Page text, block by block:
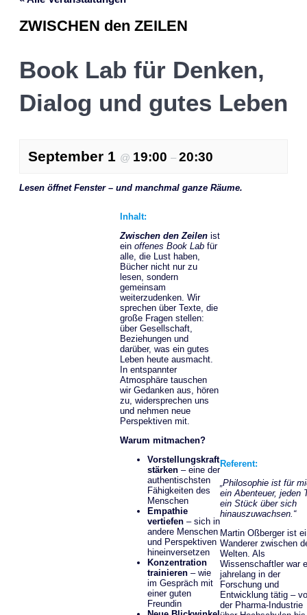
ZWISCHEN den ZEILEN
Book Lab für Denken,
Dialog und gutes Leben
September 1 @ 19:00 – 20:30
Lesen öffnet Fenster – und manchmal ganze Räume.
Inhalt:
Zwischen den Zeilen ist
ein offenes Book Lab für
alle, die Lust haben,
Bücher nicht nur zu
lesen, sondern
gemeinsam
weiterzudenken. Wir
sprechen über Texte, die
große Fragen stellen:
über Gesellschaft,
Beziehungen und
darüber, was ein gutes
Leben heute ausmacht.
In entspannter
Atmosphäre tauschen
wir Gedanken aus, hören
zu, widersprechen uns
und nehmen neue
Perspektiven mit.
Warum mitmachen?
Vorstellungskraft
stärken – eine der
authentischsten
Fähigkeiten des
Menschen
Empathie
vertiefen – sich in
andere Menschen
und Perspektiven
hineinversetzen
Konzentration
trainieren – wie
im Gespräch mit
einer guten
Freundin
Referent:
„Philosophie ist für
ein Abenteuer, jeden
ein Stück über sich
hinauszuwachsen.“
Martin Oßberger ist
Wanderer zwischen
Welten. Als
Wissenschaftler war
jahrelang in der
Forschung und
Entwicklung tätig –
der Pharma-Industrie